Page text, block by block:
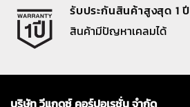
รับประกันสินค้าสูงสุด 1 ปี
สินค้ามีปัญหาเคลมได้
บริษัท วีแกดซ์ คอร์ปอเรชั่น จำกัด